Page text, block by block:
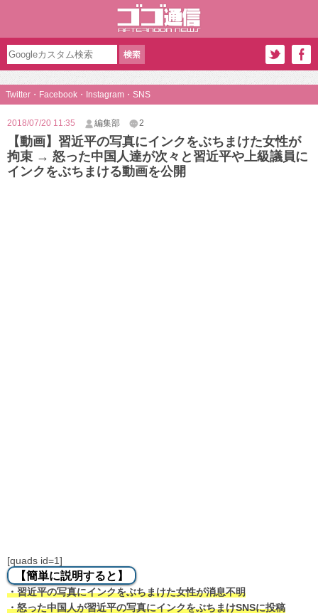
Twitter・Facebook・Instagram・SNS
2018/07/20 11:35 編集部 2
【動画】習近平の写真にインクをぶちまけた女性が
拘束 → 怒った中国人達が次々と習近平や上級議員に
インクをぶちまける動画を公開
[quads id=1]
【簡単に説明すると】
・習近平の写真にインクをぶちまけた女性が消息不明
・怒った中国人が習近平の写真にインクをぶちまけSNSに投稿